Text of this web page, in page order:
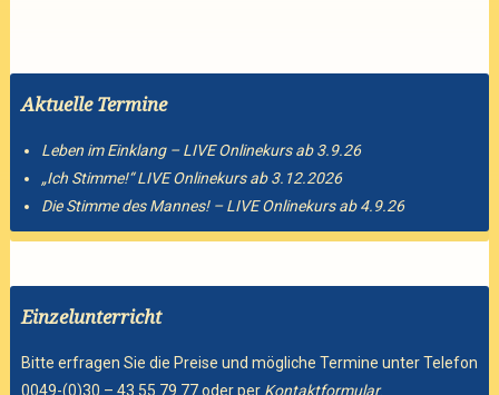
Aktuelle Termine
Leben im Einklang – LIVE Onlinekurs ab 3.9.26
„Ich Stimme!“ LIVE Onlinekurs ab 3.12.2026
Die Stimme des Mannes! – LIVE Onlinekurs ab 4.9.26
Einzelunterricht
Bitte erfragen Sie die Preise und mögliche Termine unter Telefon
0049-(0)30 – 43 55 79 77 oder per Kontaktformular.